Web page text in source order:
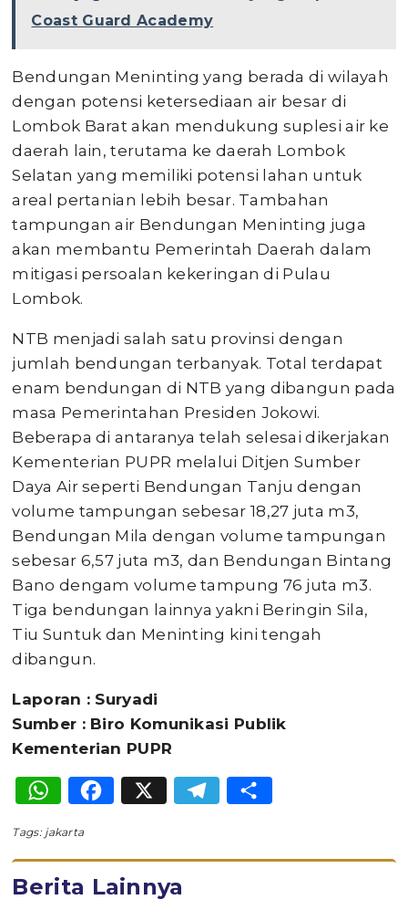
Coast Guard Academy
Bendungan Meninting yang berada di wilayah
dengan potensi ketersediaan air besar di
Lombok Barat akan mendukung suplesi air ke
daerah lain, terutama ke daerah Lombok
Selatan yang memiliki potensi lahan untuk
areal pertanian lebih besar. Tambahan
tampungan air Bendungan Meninting juga
akan membantu Pemerintah Daerah dalam
mitigasi persoalan kekeringan di Pulau
Lombok.
NTB menjadi salah satu provinsi dengan
jumlah bendungan terbanyak. Total terdapat
enam bendungan di NTB yang dibangun pada
masa Pemerintahan Presiden Jokowi.
Beberapa di antaranya telah selesai dikerjakan
Kementerian PUPR melalui Ditjen Sumber
Daya Air seperti Bendungan Tanju dengan
volume tampungan sebesar 18,27 juta m3,
Bendungan Mila dengan volume tampungan
sebesar 6,57 juta m3, dan Bendungan Bintang
Bano dengam volume tampung 76 juta m3.
Tiga bendungan lainnya yakni Beringin Sila,
Tiu Suntuk dan Meninting kini tengah
dibangun.
Laporan : Suryadi
Sumber : Biro Komunikasi Publik
Kementerian PUPR
WhatsApp
Facebook
X Telegram
Tags: jakarta
Berita Lainnya